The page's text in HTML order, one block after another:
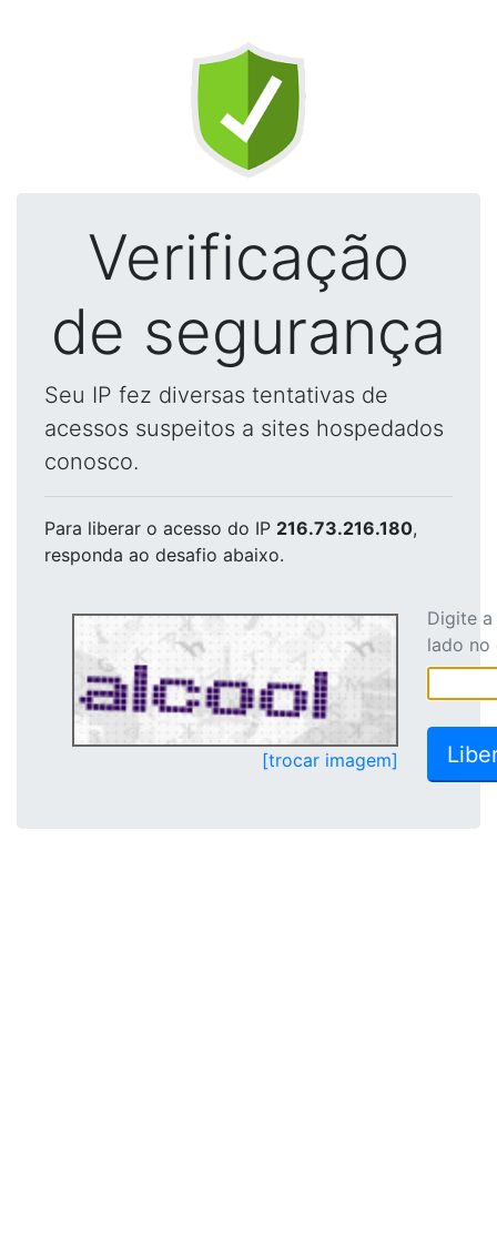
Verificação
de segurança
Seu IP fez diversas tentativas de
acessos suspeitos a sites hospedados
conosco.
Para liberar o acesso do IP 216.73.216.180,
responda ao desafio abaixo.
[trocar imagem]
Digite
lado no